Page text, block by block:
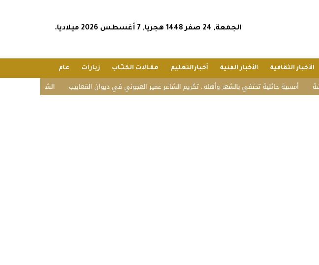
الجمعة, 24 صفر 1448 هجريا, 7 أغسطس 2026 ميلاديا.
الأخبار الثقافية الأخبار الفنية أخبارالتعليم مقـالات الكتـّـاب زيارات عام
الشؤون الإسلامية أمسية حائلية تحتفي بالشعر وأهله.. تكريم الشاعر عمير العجوني في ديوان القعابيب